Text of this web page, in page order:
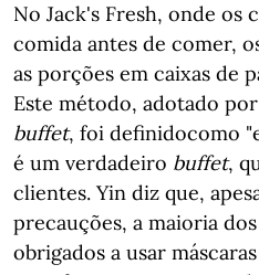
No Jack's Fresh, onde os
comida antes de comer,
as porções em caixas de
Este método, adotado
buffet, foi definidocomo
é um verdadeiro buffet,
clientes. Yin diz que,
precauções, a maioria
obrigados a usar